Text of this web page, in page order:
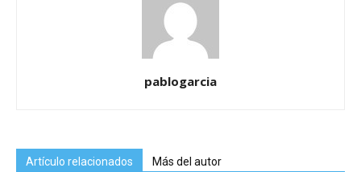
pablogarcia
Artículo relacionados Más del autor